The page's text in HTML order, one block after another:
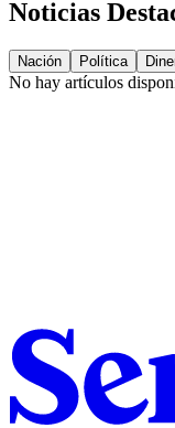
Noticias
Nación Política
No hay artículos